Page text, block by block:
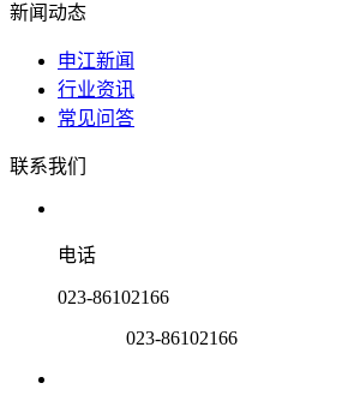
新闻动态
申江新闻
行业资讯
常见问答
联系我们
电话
023-86102166
023-86102166